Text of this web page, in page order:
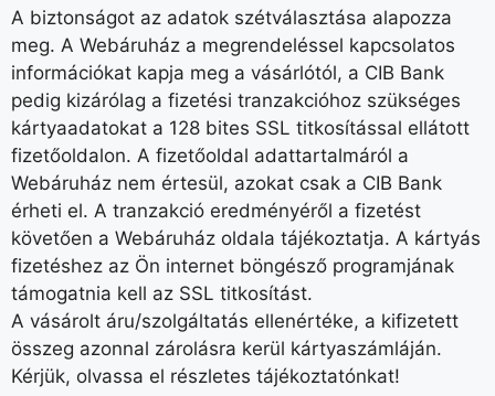
A biztonságot az adatok szétválasztása alapozza
meg. A Webáruház a megrendeléssel kapcsolatos
információkat kapja meg a vásárlótól, a CIB Bank
pedig kizárólag a fizetési tranzakcióhoz szükséges
kártyaadatokat a 128 bites SSL titkosítással ellátott
fizetőoldalon. A fizetőoldal adattartalmáról a
Webáruház nem értesül, azokat csak a CIB Bank
érheti el. A tranzakció eredményéről a fizetést
követően a Webáruház oldala tájékoztatja. A kártyás
fizetéshez az Ön internet böngésző programjának
támogatnia kell az SSL titkosítást.
A vásárolt áru/szolgáltatás ellenértéke, a kifizetett
összeg azonnal zárolásra kerül kártyaszámláján.
Kérjük, olvassa el részletes tájékoztatónkat!